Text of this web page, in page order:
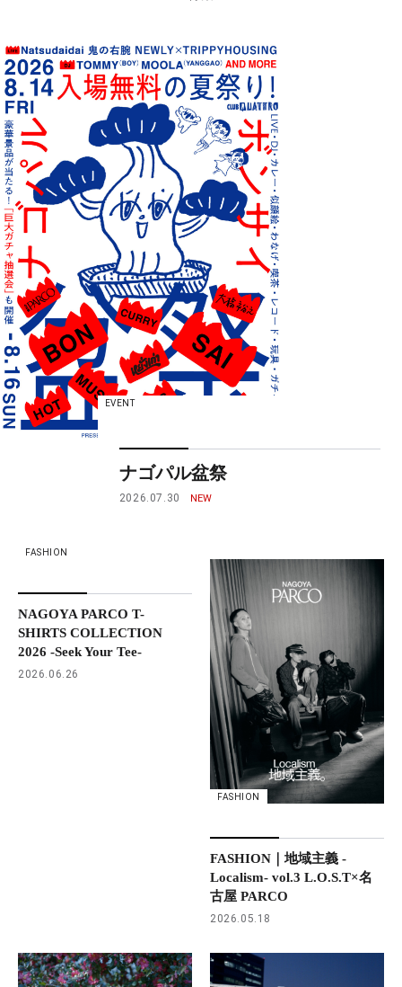
EVENT
ナゴパル盆祭
2026.07.30
FASHION
NAGOYA PARCO T-
SHIRTS COLLECTION
2026 -Seek Your Tee-
2026.06.26
FASHION
FASHION｜地域主義 -
Localism- vol.3 L.O.S.T×名
古屋 PARCO
2026.05.18